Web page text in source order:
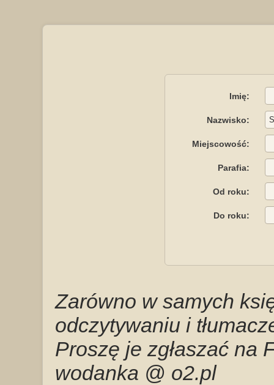
Imię:
Nazwisko:
Miejscowość:
Parafia:
Od roku:
Do roku:
Zarówno w samych
odczytywaniu i
Proszę je zgłaszać na
wodanka @ o2.pl